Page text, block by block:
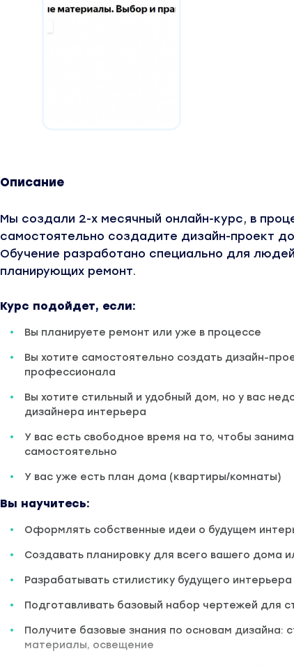
Описание
Мы создали 2-х месячный онлайн-курс, в
самостоятельно создадите дизайн-проект
Обучение разработано специально для
планирующих ремонт.
Курс подойдет, если:
Вы планируете ремонт или уже в процессе
Вы хотите самостоятельно создать дизайн-
профессионала
Вы хотите стильный и удобный дом, но у вас
дизайнера интерьера
У вас есть свободное время на то, чтобы
самостоятельно
У вас уже есть план дома (квартиры/комнаты)
Вы научитесь:
Оформлять собственные идеи о будущем
Создавать планировку для всего вашего дома
Разрабатывать стилистику будущего интерьера
Подготавливать базовый набор чертежей для
Получите базовые знания по основам дизайна:
материалы, освещение